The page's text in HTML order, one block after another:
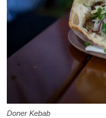
Doner Kebab